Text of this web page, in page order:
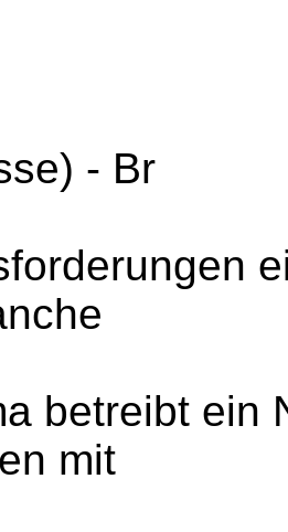
- Br
betreibt ein
mit